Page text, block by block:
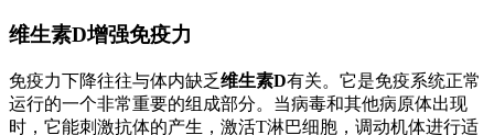
维生素D增强免疫力
免疫力下降往往与体内缺乏维生素D有关。它是免疫系统正常
运行的一个非常重要的组成部分。当病毒和其他病原体出现
时，它能刺激抗体的产生，激活T淋巴细胞，调动机体进行适